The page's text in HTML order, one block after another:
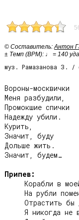
© Cоставитель:Антон
± Темп (BPM): ♩ = 140
муз. Рамазанова З. /
Вороны-москвички
Меня разбудили,
Промокшие спички
Надежду убили.
Курить,
Значит, буду
Дольше жить.
Значит, будем…
Припев: